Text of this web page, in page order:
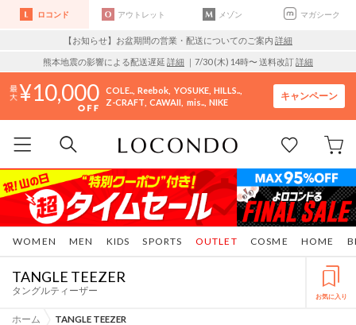
ロコンド アウトレット メゾン マガシーク
【お知らせ】お盆期間の営業・配送についてのご案内 詳細
熊本地震の影響による配送遅延 詳細 ｜7/30 (木) 14時〜 送料改訂詳細
10,000 COLE.. Reebok YOSUKE HILLS..
Z-CRAFT CAWAII mis.. NIKE
キャンペーン
WOMEN MEN KIDS SPORTS COSME HOME
OUTLET
TANGLE TEEZER
タングルティーザー お気に入り
ホーム TANGLE TEEZER